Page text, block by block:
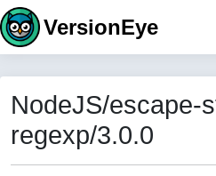
VersionEye
NodeJS/escape-
regexp/3.0.0